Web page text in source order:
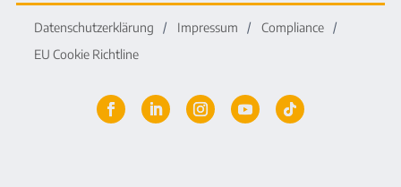
Datenschutzerklärung Impressum
Compliance
EU Cookie Richtline